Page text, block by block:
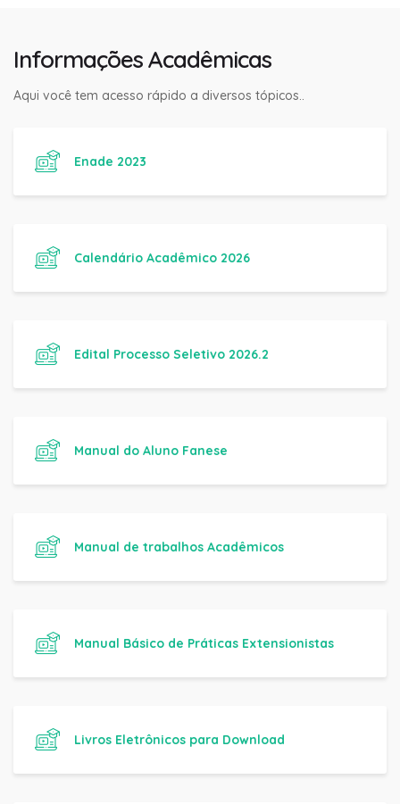
Informações Acadêmicas
Aqui você tem acesso rápido a diversos tópicos..
Enade 2023
Calendário Acadêmico 2026
Edital Processo Seletivo 2026.2
Manual do Aluno Fanese
Manual de trabalhos Acadêmicos
Manual Básico de Práticas Extensionistas
Livros Eletrônicos para Download